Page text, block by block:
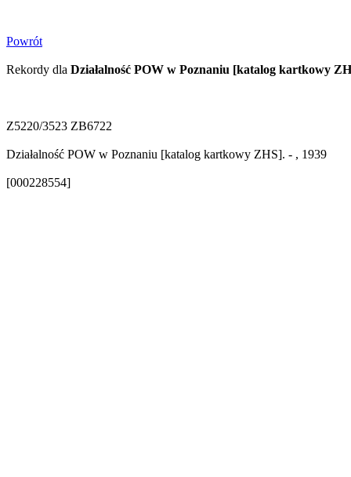
Powrót
Rekordy dla Działalność POW w Poznaniu [katalog kartkowy
Z5220/3523 ZB6722
Działalność POW w Poznaniu [katalog kartkowy ZHS]. - , 1939
[000228554]